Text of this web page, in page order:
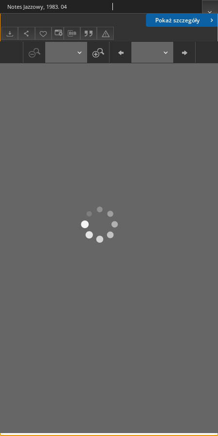
Pokaż szczegóły
Notes Jazzowy, 1983. 04